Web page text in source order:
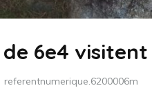
de 6e4
referentnumerique.6200006m